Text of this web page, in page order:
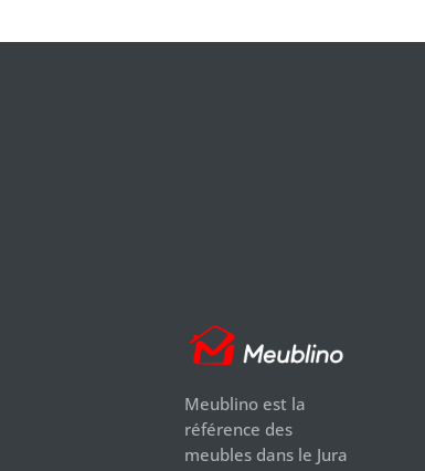
Meublino est la
référence des
meubles dans le Jura